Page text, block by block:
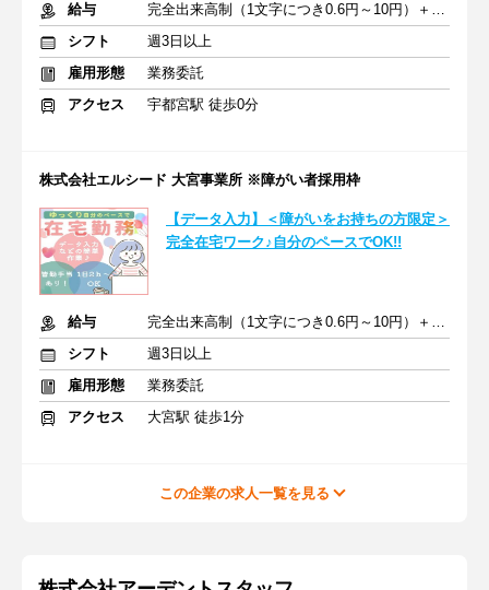
給与
完全出来高制（1文字につき0.6円～10円）＋皆勤手当
シフト
週3日以上
雇用形態
業務委託
アクセス
宇都宮駅 徒歩0分
株式会社エルシード 大宮事業所 ※障がい者採用枠
【データ入力】＜障がいをお持ちの方限定＞
完全在宅ワーク♪自分のペースでOK!!
給与
完全出来高制（1文字につき0.6円～10円）＋皆勤手当
シフト
週3日以上
雇用形態
業務委託
アクセス
大宮駅 徒歩1分
この企業の求人一覧を見る